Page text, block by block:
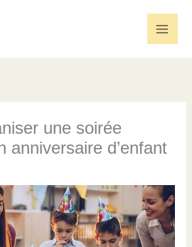
Main
une soirée
anniversaire d’enfant